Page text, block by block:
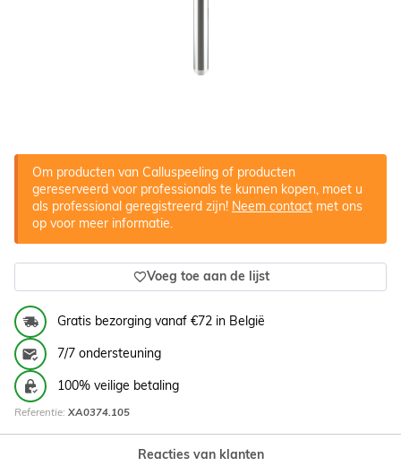
Om producten van Calluspeeling of producten
gereserveerd voor professionals te kunnen kopen, moet u
als professional geregistreerd zijn! Neem contact met ons
op voor meer informatie.
Voeg toe aan de lijst
Gratis bezorging vanaf €72 in België
7/7 ondersteuning
100% veilige betaling
Referentie: XA0374.105
Reacties van klanten